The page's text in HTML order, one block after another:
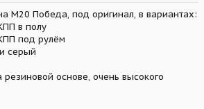
М20 Победа, под оригинал, в вариантах:
в полу
под рулём
серый
основе, очень высокого